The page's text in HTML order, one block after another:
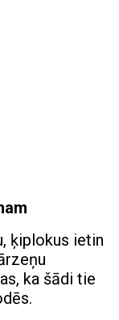
ķiplokus ietin
ka šādi tie